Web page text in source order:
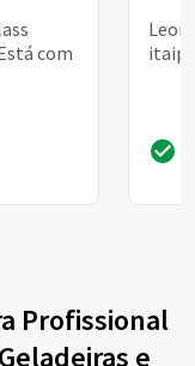
com
Profissional
e